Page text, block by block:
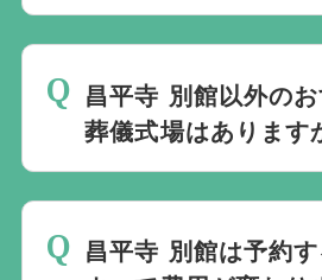
ください。式場のご予約
送・ご安置・ご葬儀・葬
まで、すべて一貫してお
す。
います。また、1都3県
ておりますので、葬儀を
周辺の式場を無料でご案
です。自社会館を持たな
社会館を勧めることな
昌平寺 別館以外の
葬儀式場はあります
すすめの式場をご紹介さ
昌平寺 別館は予約